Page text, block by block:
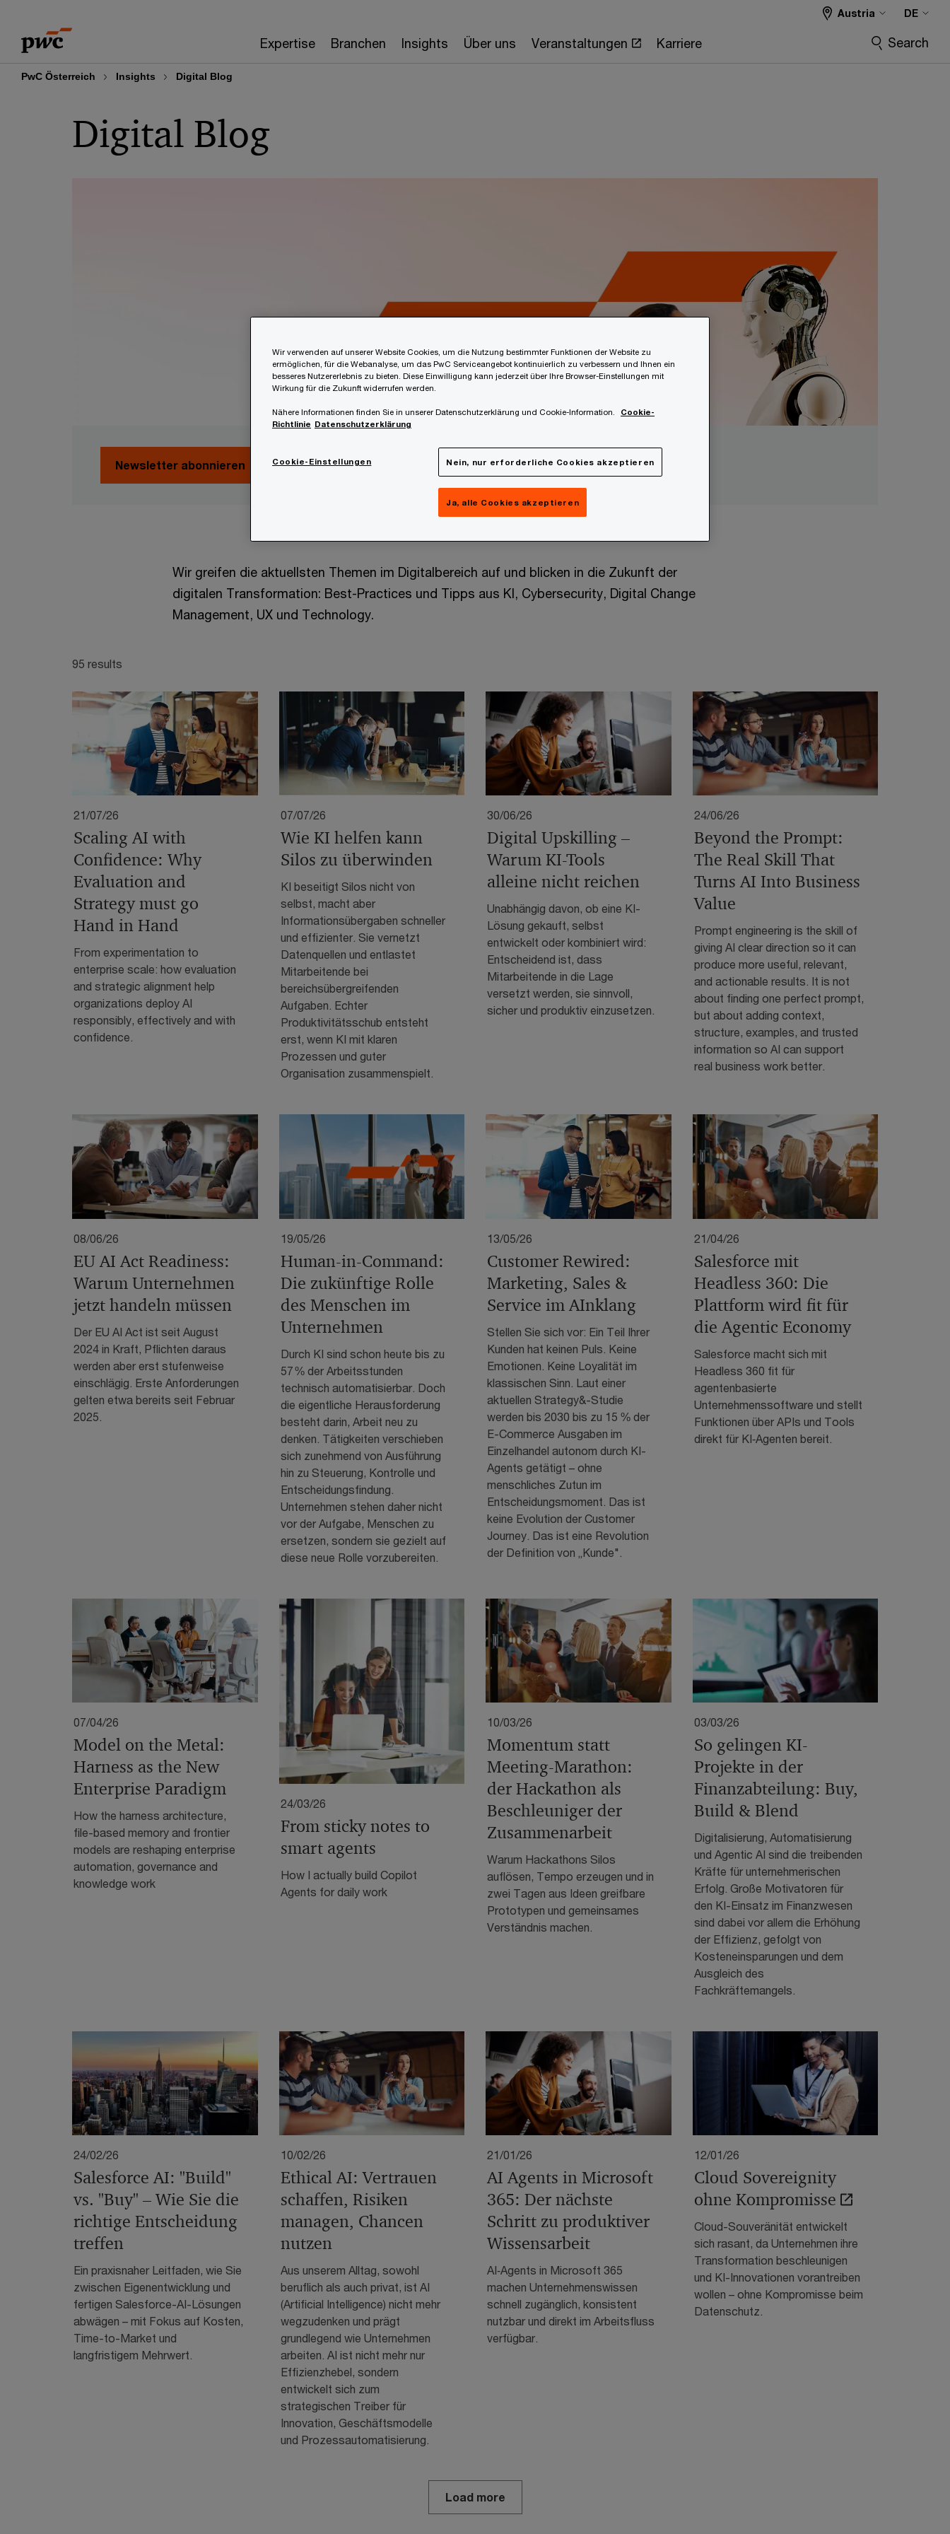
content
footer
Expertise Branchen Insights Über uns Veranstaltungen Karriere
Austria DE
Search
PwC Österreich Insights Digital Blog
Digital Blog
Newsletter abonnieren
Wir greifen die aktuellsten Themen im Digitalbereich auf und blicken in die Zukunft der
digitalen Transformation: Best-Practices und Tipps aus KI, Cybersecurity, Digital Change
Management, UX und Technology.
95 results
21/07/26
Scaling AI with
Confidence: Why
Evaluation and
Strategy must go
Hand in Hand
From experimentation to
enterprise scale: how evaluation
and strategic alignment help
organizations deploy AI
responsibly, effectively and with
confidence.
07/07/26
Wie KI helfen kann
Silos zu überwinden
KI beseitigt Silos nicht von
selbst, macht aber
Informationsübergaben schneller
und effizienter. Sie vernetzt
Datenquellen und entlastet
Mitarbeitende bei
bereichsübergreifenden
Aufgaben. Echter
Produktivitätsschub entsteht
erst, wenn KI mit klaren
Prozessen und guter
Organisation zusammenspielt.
30/06/26
Digital Upskilling –
Warum KI-Tools
alleine nicht reichen
Unabhängig davon, ob eine KI-
Lösung gekauft, selbst
entwickelt oder kombiniert wird:
Entscheidend ist, dass
Mitarbeitende in die Lage
versetzt werden, sie sinnvoll,
sicher und produktiv einzusetzen.
24/06/26
Beyond the Prompt:
The Real Skill That
Turns AI Into Business
Value
Prompt engineering is the skill of
giving AI clear direction so it can
produce more useful, relevant,
and actionable results. It is not
about finding one perfect prompt,
but about adding context,
structure, examples, and trusted
information so AI can support
real business work better.
08/06/26
EU AI Act Readiness:
Warum Unternehmen
jetzt handeln müssen
Der EU AI Act ist seit August
2024 in Kraft, Pflichten daraus
werden aber erst stufenweise
einschlägig. Erste Anforderungen
gelten etwa bereits seit Februar
2025.
19/05/26
Human-in-Command:
Die zukünftige Rolle
des Menschen im
Unternehmen
Durch KI sind schon heute bis zu
57 % der Arbeitsstunden
technisch automatisierbar. Doch
die eigentliche Herausforderung
besteht darin, Arbeit neu zu
denken. Tätigkeiten verschieben
sich zunehmend von Ausführung
hin zu Steuerung, Kontrolle und
Entscheidungsfindung.
Unternehmen stehen daher nicht
vor der Aufgabe, Menschen zu
ersetzen, sondern sie gezielt auf
diese neue Rolle vorzubereiten.
13/05/26
Customer Rewired:
Marketing, Sales &
Service im AInklang
Stellen Sie sich vor: Ein Teil Ihrer
Kunden hat keinen Puls. Keine
Emotionen. Keine Loyalität im
klassischen Sinn. Laut einer
aktuellen Strategy&-Studie
werden bis 2030 bis zu 15 % der
E-Commerce Ausgaben im
Einzelhandel autonom durch KI-
Agents getätigt – ohne
menschliches Zutun im
Entscheidungsmoment. Das ist
keine Evolution der Customer
Journey. Das ist eine Revolution
der Definition von „Kunde".
21/04/26
Salesforce mit
Headless 360: Die
Plattform wird fit für
die Agentic Economy
Salesforce macht sich mit
Headless 360 fit für
agentenbasierte
Unternehmenssoftware und stellt
Funktionen über APIs und Tools
direkt für KI‑Agenten bereit.
07/04/26
Model on the Metal:
Harness as the New
Enterprise Paradigm
How the harness architecture,
file-based memory and frontier
models are reshaping enterprise
automation, governance and
knowledge work
24/03/26
From sticky notes to
smart agents
How I actually build Copilot
Agents for daily work
10/03/26
Momentum statt
Meeting‑Marathon:
der Hackathon als
Beschleuniger der
Zusammenarbeit
Warum Hackathons Silos
auflösen, Tempo erzeugen und in
zwei Tagen aus Ideen greifbare
Prototypen und gemeinsames
Verständnis machen.
03/03/26
So gelingen KI-
Projekte in der
Finanzabteilung: Buy,
Build & Blend
Digitalisierung, Automatisierung
und Agentic AI sind die treibenden
Kräfte für unternehmerischen
Erfolg. Große Motivatoren für
den KI-Einsatz im Finanzwesen
sind dabei vor allem die Erhöhung
der Effizienz, gefolgt von
Kosteneinsparungen und dem
Ausgleich des
Fachkräftemangels.
24/02/26
Salesforce AI: "Build"
vs. "Buy" – Wie Sie die
richtige Entscheidung
treffen
Ein praxisnaher Leitfaden, wie Sie
zwischen Eigenentwicklung und
fertigen Salesforce-AI-Lösungen
abwägen – mit Fokus auf Kosten,
Time-to-Market und
langfristigem Mehrwert.
10/02/26
Ethical AI: Vertrauen
schaffen, Risiken
managen, Chancen
nutzen
Aus unserem Alltag, sowohl
beruflich als auch privat, ist AI
(Artificial Intelligence) nicht mehr
wegzudenken und prägt
grundlegend wie Unternehmen
arbeiten. AI ist nicht mehr nur
Effizienzhebel, sondern
entwickelt sich zum
strategischen Treiber für
Innovation, Geschäftsmodelle
und Prozessautomatisierung.
21/01/26
AI Agents in Microsoft
365: Der nächste
Schritt zu produktiver
Wissensarbeit
AI‑Agents in Microsoft 365
machen Unternehmenswissen
schnell zugänglich, konsistent
nutzbar und direkt im Arbeitsfluss
verfügbar.
12/01/26
Cloud Sovereignity
ohne Kompromisse
Cloud-Souveränität entwickelt
sich rasant, da Unternehmen ihre
Transformation beschleunigen
und KI-Innovationen vorantreiben
wollen – ohne Kompromisse beim
Datenschutz.
Load more
Wir verwenden auf unserer Website Cookies, um die Nutzung bestimmter Funktionen der Website zu
ermöglichen, für die Webanalyse, um das PwC Serviceangebot kontinuierlich zu verbessern und Ihnen ein
besseres Nutzererlebnis zu bieten. Diese Einwilligung kann jederzeit über Ihre Browser-Einstellungen mit
Wirkung für die Zukunft widerrufen werden.
Nähere Informationen finden Sie in unserer Datenschutzerklärung und Cookie-Information.
Cookie-
Richtlinie Datenschutzerklärung
Cookie-Einstellungen Nein, nur erforderliche Cookies akzeptieren
Ja, alle Cookies akzeptieren